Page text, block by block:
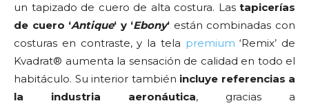
un tapizado de cuero de alta costura. Las tapicerías
de cuero ‘Antique‘ y ‘Ebony‘ están combinadas con
costuras en contraste, y la tela premium ‘Remix’ de
Kvadrat® aumenta la sensación de calidad en todo el
habitáculo. Su interior también incluye referencias a
la industria aeronáutica, gracias a